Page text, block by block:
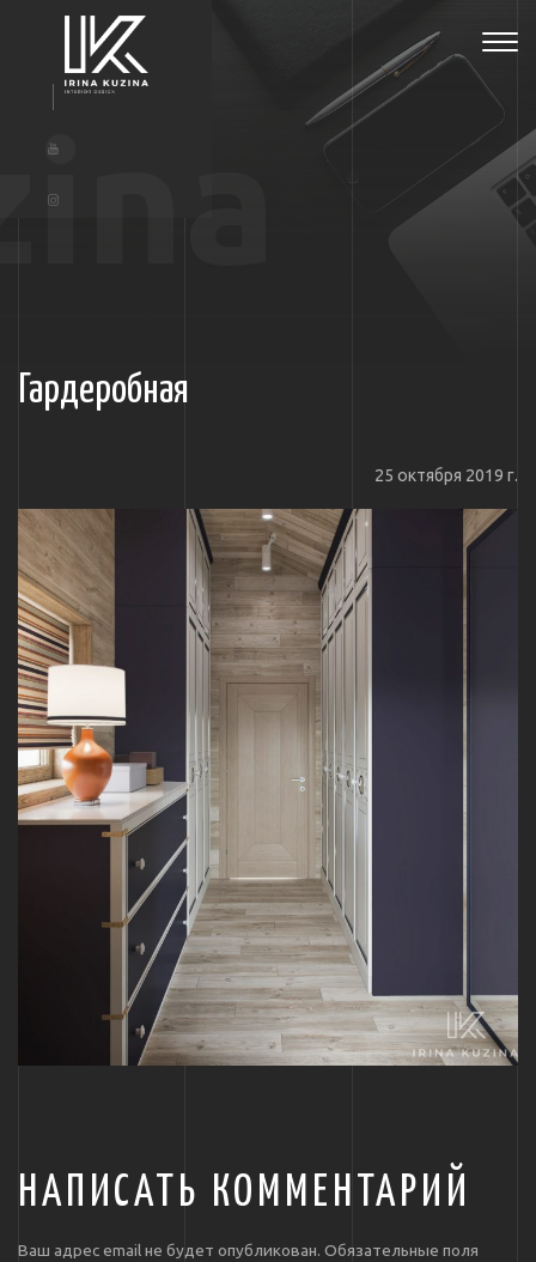
Гардеробная
25 октября 2019 г.
НАПИСАТЬ КОММЕНТАРИЙ
Ваш адрес email не будет опубликован. Обязательные поля